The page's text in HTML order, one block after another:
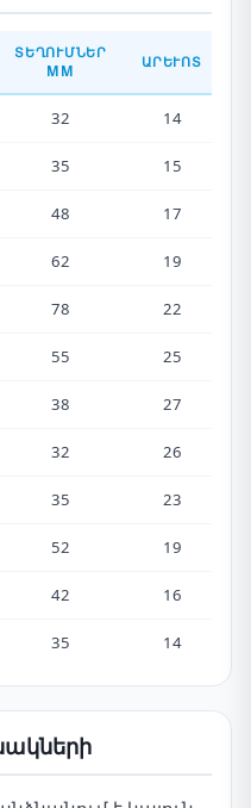
ՏԵՂՈՒՄՆԵՐ
ММ
ԱՐԵՒՈՏ
32 14
35 15
48 17
62 19
78 22
55 25
38 27
32 26
35 23
52 19
42 16
35 14